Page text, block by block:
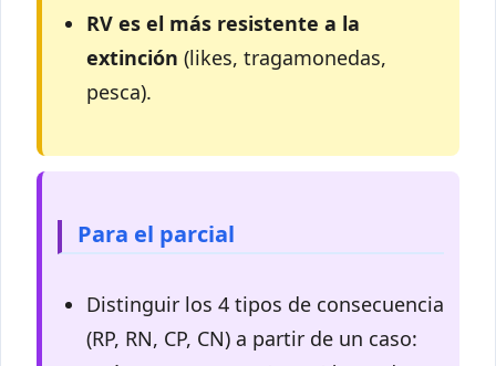
RV es el más resistente a la
extinción (likes, tragamonedas,
pesca).
Para el parcial
Distinguir los 4 tipos de consecuencia
(RP, RN, CP, CN) a partir de un caso: